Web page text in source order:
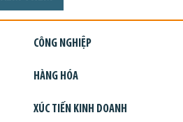
CÔNG NGHIỆP
HÀNG HÓA
XÚC TIẾN KINH DOANH